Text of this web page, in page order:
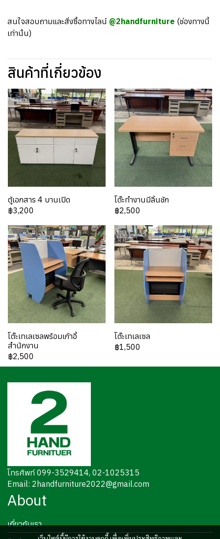
สนใจสอบถามและสั่งซื้อทางไลน์ @2handfurniture (ช่องทางนี้
เท่านั้น)
สินค้าที่เกี่ยวข้อง
ตู้เอกสาร 4 บานเปิด
฿3,200
โต๊ะทำงานมีลิ้นชัก
฿2,500
โต๊ะเทเลเซลพร้อมเก้าอี้
สำนักงาน
฿2,500
โต๊ะเทเลเซล
฿1,500
โทรศัพท์ 099-3529414, 02-1025315
Email: 2handfurniture2022@gmail.com
About
เกี่ยวกับเรา